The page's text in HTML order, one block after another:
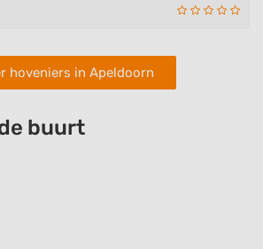
hoveniers in Apeldoorn
buurt